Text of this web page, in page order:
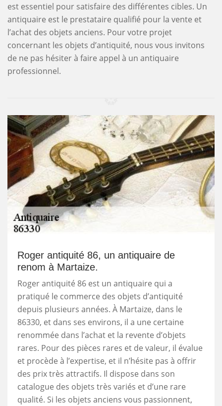
est essentiel pour satisfaire des différentes cibles. Un
antiquaire est le prestataire qualifié pour la vente et
l’achat des objets anciens. Pour votre projet
concernant les objets d’antiquité, nous vous invitons
de ne pas hésiter à faire appel à un antiquaire
professionnel.
Roger antiquité 86, un antiquaire de
renom à Martaize.
Roger antiquité 86 est un antiquaire qui a
pratiqué le commerce des objets d’antiquité
depuis plusieurs années. À Martaize, dans le
86330, et dans ses environs, il a une certaine
renommée dans l’achat et la revente d’objets
rares. Pour des pièces rares et de valeur, il évalue
et procède à l’expertise, et il n’hésite pas à offrir
des prix très attractifs. Il dispose dans son
catalogue des objets très variés et d’une rare
qualité. Si les objets anciens vous passionnent,